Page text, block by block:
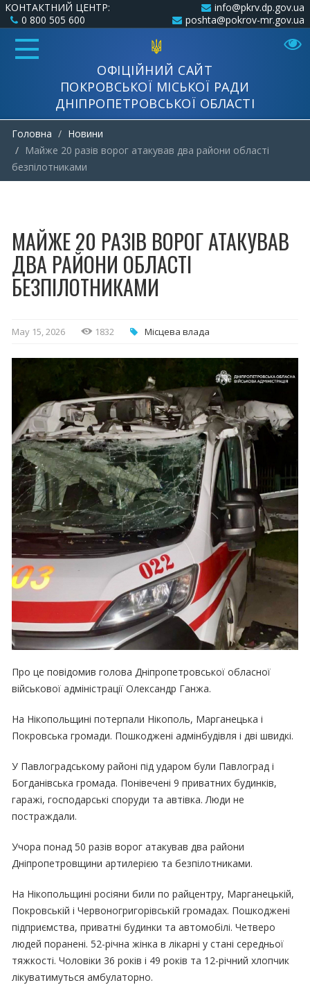
КОНТАКТНИЙ ЦЕНТР:
0 800 505 600
info@pkrv.dp.gov.ua
poshta@pokrov-mr.gov.ua
ОФІЦІЙНИЙ САЙТ
ПОКРОВСЬКОЇ МІСЬКОЇ РАДИ
ДНІПРОПЕТРОВСЬКОЇ ОБЛАСТІ
Головна
Новини
Майже 20 разів ворог атакував два райони області
безпілотниками
МАЙЖЕ 20 РАЗІВ ВОРОГ АТАКУВАВ
ДВА РАЙОНИ ОБЛАСТІ
БЕЗПІЛОТНИКАМИ
May 15, 2026 1832 Місцева влада
Про це повідомив голова Дніпропетровської обласної
військової адміністрації Олександр Ганжа.
На Нікопольщині потерпали Нікополь, Марганецька і
Покровська громади. Пошкоджені адмінбудівля і дві швидкі.
У Павлоградському районі під ударом були Павлоград і
Богданівська громада. Понівечені 9 приватних будинків,
гаражі, господарські споруди та автівка. Люди не
постраждали.
Учора понад 50 разів ворог атакував два райони
Дніпропетровщини артилерією та безпілотниками.
На Нікопольщині росіяни били по райцентру, Марганецькій,
Покровській і Червоногригорівській громадах. Пошкоджені
підприємства, приватні будинки та автомобілі. Четверо
людей поранені. 52-річна жінка в лікарні у стані середньої
тяжкості. Чоловіки 36 років і 49 років та 12-річний хлопчик
лікуватимуться амбулаторно.